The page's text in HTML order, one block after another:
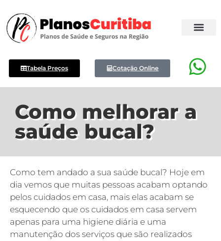
Tabela Preços Cotação Online
Como melhorar a
saúde bucal?
Como tem andado a sua saúde bucal? Hoje em
dia vemos que muitas pessoas acabam optando
pelos cuidados em casa, mais elas acabam se
esquecendo que os cuidados em casa servem
apenas para uma higiene diária e uma
manutenção dos serviços que são realizados